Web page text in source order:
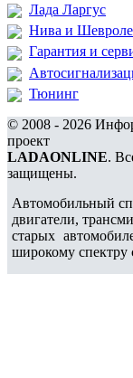
Лада Ларгус
Нива и
Гарантия и
Тюнинг
© 2008 - 2026
проект
LADAONLINE.
защищены.
Автомобильный
двигатели,
старых
широкому спектру